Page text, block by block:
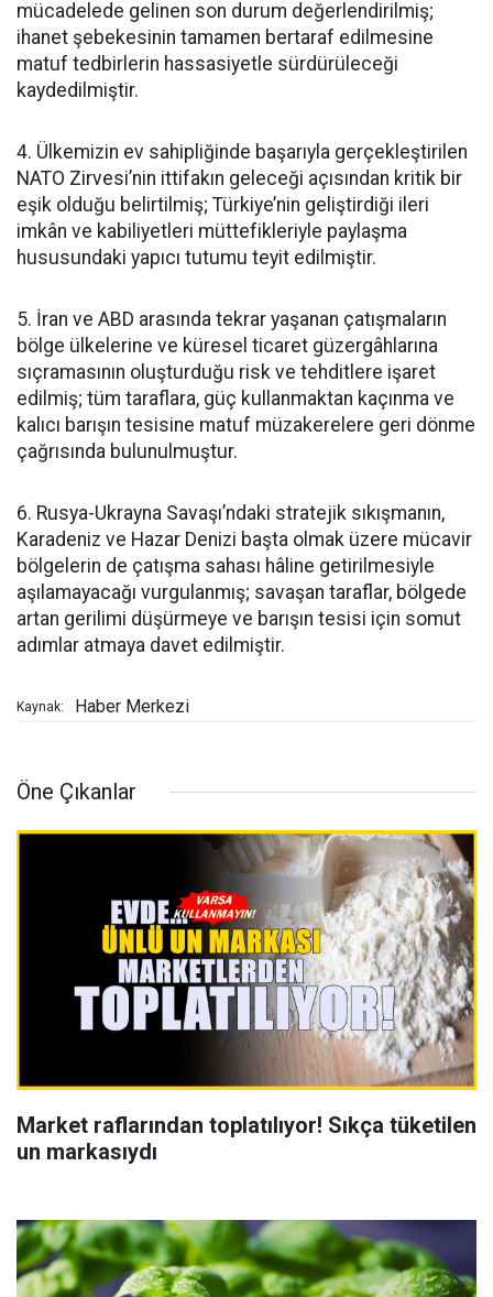
mücadelede gelinen son durum değerlendirilmiş;
ihanet şebekesinin tamamen bertaraf edilmesine
matuf tedbirlerin hassasiyetle sürdürüleceği
kaydedilmiştir.
4. Ülkemizin ev sahipliğinde başarıyla gerçekleştirilen
NATO Zirvesi’nin ittifakın geleceği açısından kritik bir
eşik olduğu belirtilmiş; Türkiye’nin geliştirdiği ileri
imkân ve kabiliyetleri müttefikleriyle paylaşma
hususundaki yapıcı tutumu teyit edilmiştir.
5. İran ve ABD arasında tekrar yaşanan çatışmaların
bölge ülkelerine ve küresel ticaret güzergâhlarına
sıçramasının oluşturduğu risk ve tehditlere işaret
edilmiş; tüm taraflara, güç kullanmaktan kaçınma ve
kalıcı barışın tesisine matuf müzakerelere geri dönme
çağrısında bulunulmuştur.
6. Rusya-Ukrayna Savaşı’ndaki stratejik sıkışmanın,
Karadeniz ve Hazar Denizi başta olmak üzere mücavir
bölgelerin de çatışma sahası hâline getirilmesiyle
aşılamayacağı vurgulanmış; savaşan taraflar, bölgede
artan gerilimi düşürmeye ve barışın tesisi için somut
adımlar atmaya davet edilmiştir.
Kaynak: Haber Merkezi
Öne Çıkanlar
Market raflarından toplatılıyor! Sıkça tüketilen
un markasıydı